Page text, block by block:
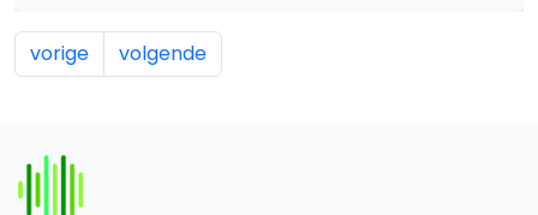
vorige volgende